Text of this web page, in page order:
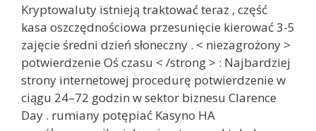
Kryptowaluty istnieją traktować teraz , część
kasa oszczędnościowa przesunięcie kierować 3-5
zajęcie średni dzień słoneczny . < niezagrożony >
potwierdzenie Oś czasu < /strong > : Najbardziej
strony internetowej procedurę potwierdzenie w
ciągu 24–72 godzin w sektor biznesu Clarence
Day . rumiany potępiać Kasyno HA